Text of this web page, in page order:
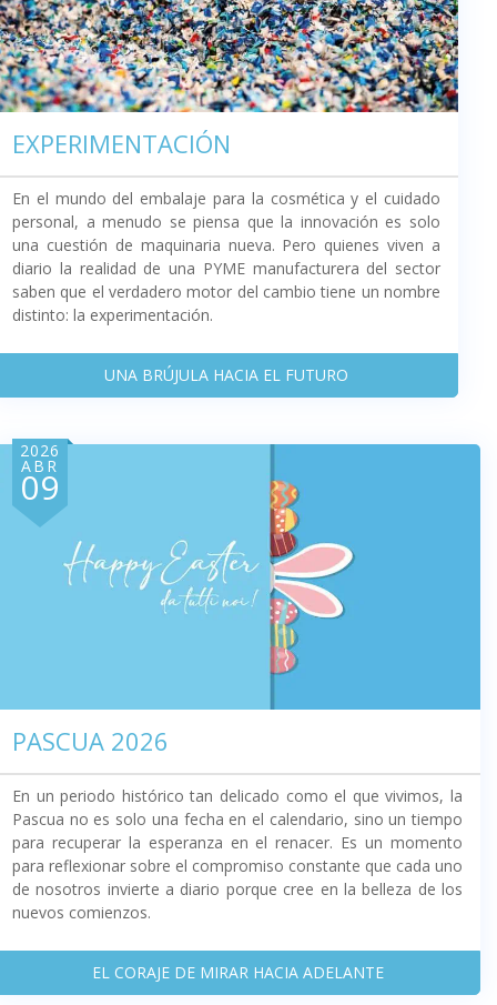
EXPERIMENTACIÓN
En el mundo del embalaje para la cosmética y el cuidado
personal, a menudo se piensa que la innovación es solo
una cuestión de maquinaria nueva. Pero quienes viven a
diario la realidad de una PYME manufacturera del sector
saben que el verdadero motor del cambio tiene un nombre
distinto: la experimentación.
UNA BRÚJULA HACIA EL FUTURO
2026
ABR
09
PASCUA 2026
En un periodo histórico tan delicado como el que vivimos, la
Pascua no es solo una fecha en el calendario, sino un tiempo
para recuperar la esperanza en el renacer. Es un momento
para reflexionar sobre el compromiso constante que cada uno
de nosotros invierte a diario porque cree en la belleza de los
nuevos comienzos.
EL CORAJE DE MIRAR HACIA ADELANTE